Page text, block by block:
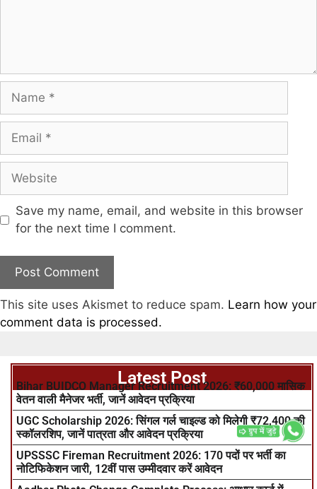
Save my name, email, and website in this browser
for the next time I comment.
This site uses Akismet to reduce spam. Learn how your
comment data is processed.
Latest Post
Bihar BUIDCO Manager Recruitment 2026: ₹60,000 मासिक
वेतन वाली मैनेजर भर्ती, जानें आवेदन प्रक्रिया
UGC Scholarship 2026: सिंगल गर्ल चाइल्ड को मिलेगी ₹72,400 की
स्कॉलरशिप, जानें पात्रता और आवेदन प्रक्रिया
UPSSSC Fireman Recruitment 2026: 170 पदों पर भर्ती का
नोटिफिकेशन जारी, 12वीं पास उम्मीदवार करें आवेदन